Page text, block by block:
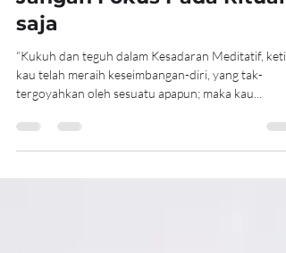
Jangan Fokus Pada Ritual
saja
“Kukuh dan teguh dalam Kesadaran Meditatif,
kau telah meraih keseimbangan-diri, yang tak-
tergoyahkan oleh sesuatu apapun; maka kau...